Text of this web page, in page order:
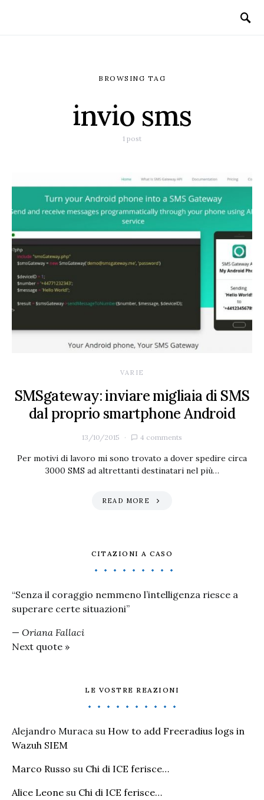
BROWSING TAG
invio sms
1 post
VARIE
SMSgateway: inviare migliaia di SMS
dal proprio smartphone Android
13/10/2015 4 comments
Per motivi di lavoro mi sono trovato a dover spedire circa
3000 SMS ad altrettanti destinatari nel più…
READ MORE
CITAZIONI A CASO
“Senza il coraggio nemmeno l’intelligenza riesce a
superare certe situazioni”
— Oriana Fallaci
Next quote »
LE VOSTRE REAZIONI
Alejandro Muraca su How to add Freeradius logs in
Wazuh SIEM
Marco Russo su Chi di ICE ferisce…
Alice Leone su Chi di ICE ferisce…